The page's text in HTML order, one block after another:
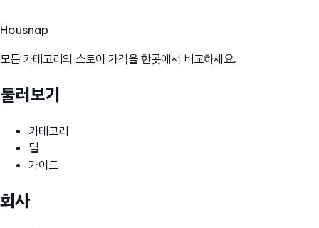
Housnap
모든 카테고리의 스토어 가격을 한곳에서 비교하세요.
둘러보기
카테고리
딜
가이드
회사